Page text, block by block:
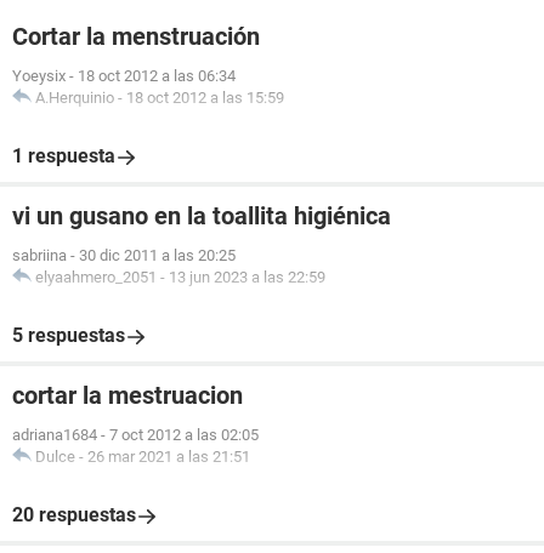
Cortar la menstruación
Yoeysix - 18 oct 2012 a las 06:34
A.Herquinio - 18 oct 2012 a las 15:59
1 respuesta
vi un gusano en la toallita higiénica
sabriina - 30 dic 2011 a las 20:25
elyaahmero_2051 - 13 jun 2023 a las 22:59
5 respuestas
cortar la mestruacion
adriana1684 - 7 oct 2012 a las 02:05
Dulce - 26 mar 2021 a las 21:51
20 respuestas